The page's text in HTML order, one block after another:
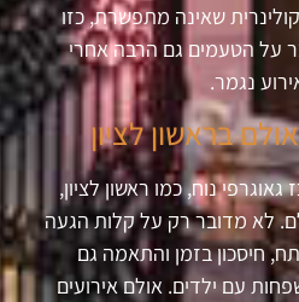
שאינה מתפשרת, כזו
על הטעמים גם הרבה אחרי
נגמר.
בראשון לציון
נוח, כמו ראשון לציון,
לא מדובר רק על קלות הגעה
חיסכון בזמן והתאמה גם
עם ילדים. אולם אירועים